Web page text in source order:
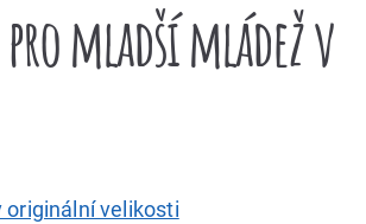
mladší mládež v
originální velikosti